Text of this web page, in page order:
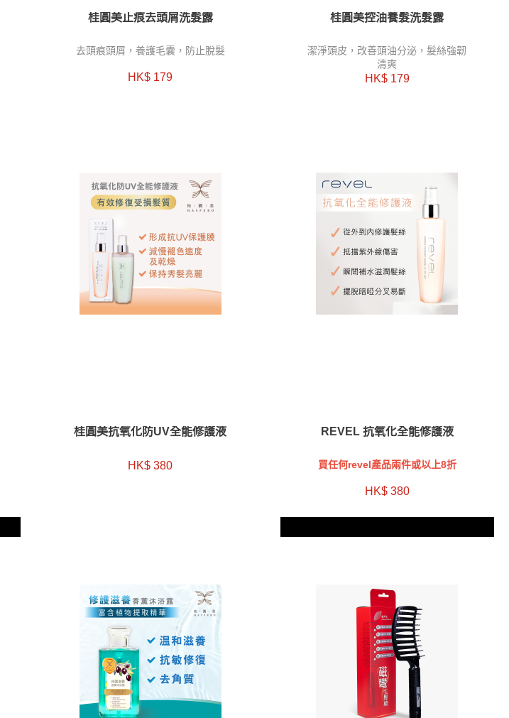
桂圓美止痕去頭屑洗髮露
去頭痕頭屑，養護毛囊，防止脫髮
HK$ 179
桂圓美控油養髮洗髮露
潔淨頭皮，改善頭油分泌，髮絲強韌
清爽
HK$ 179
桂圓美抗氧化防UV全能修護液
HK$ 380
REVEL 抗氧化全能修護液
買任何revel產品兩件或以上8折
HK$ 380